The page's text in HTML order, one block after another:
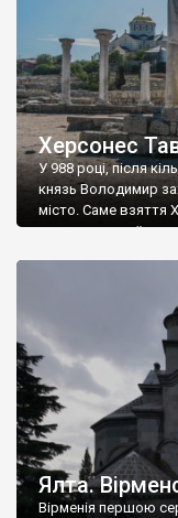
Херсонес
У 988 році, після
князь Володимир
місто. Саме взяття
диктувати свої
Херсонесі
А потім було
Ялта.
Вірменія першою